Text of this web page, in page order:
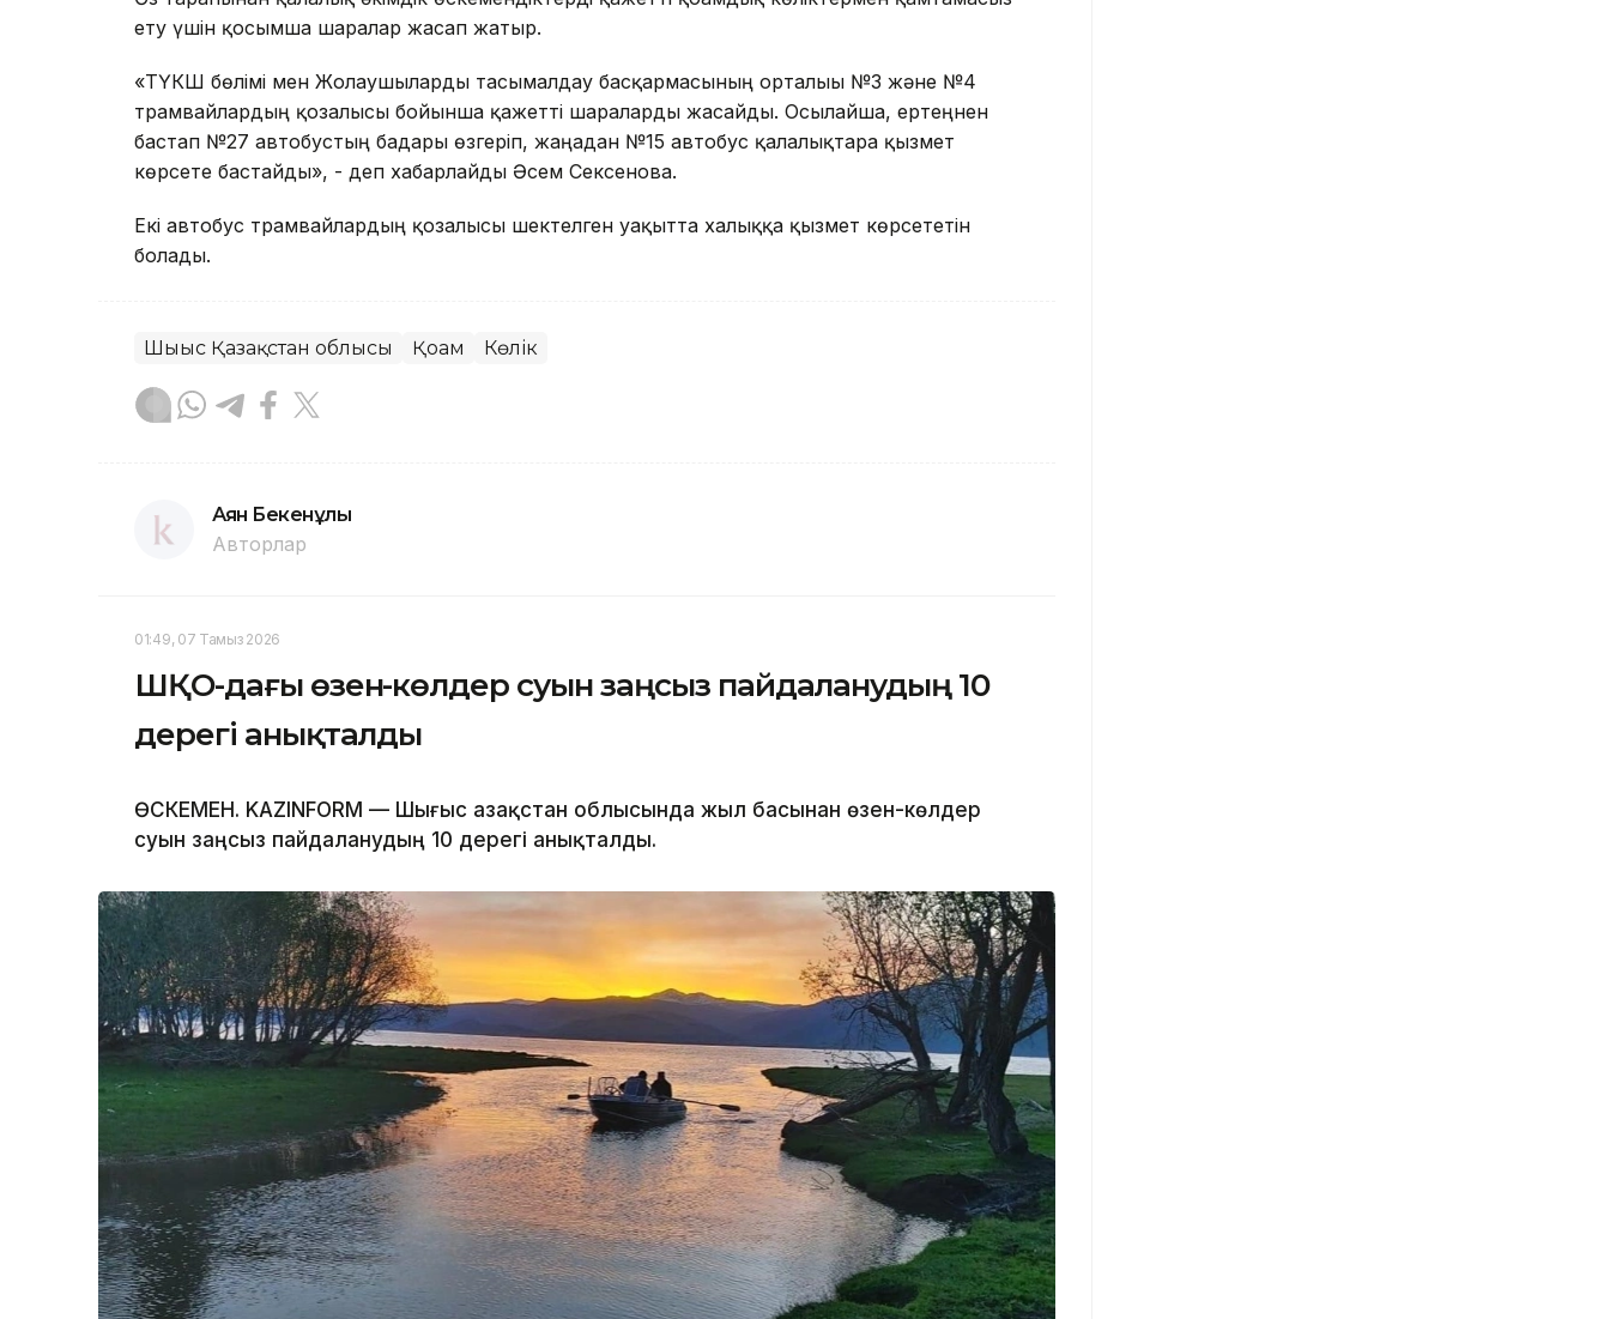
ету үшін қосымша шаралар жасап жатыр.
«ТҮКШ бөлімі мен Жолаушыларды тасымалдау басқармасының орталығы №3 және №4
трамвайлардың қозғалысы бойынша қажетті шараларды жасайды. Осылайша, ертеңнен
бастап №27 автобустың бағдары өзгеріп, жаңадан №15 автобус қалалықтарға қызмет
көрсете бастайды», - деп хабарлайды Әсем Сексенова.
Екі автобус трамвайлардың қозғалысы шектелген уақытта халыққа қызмет көрсететін
болады.
Шығыс Қазақстан облысы Қоғам Көлік
Аян Бекенұлы
Авторлар
01:49, 07 Тамыз 2026
ШҚО-дағы өзен-көлдер суын заңсыз пайдаланудың 10
дерегі анықталды
ӨСКЕМЕН. KAZINFORM — Шығыс Қазақстан облысында жыл басынан өзен-көлдер
суын заңсыз пайдаланудың 10 дерегі анықталды.